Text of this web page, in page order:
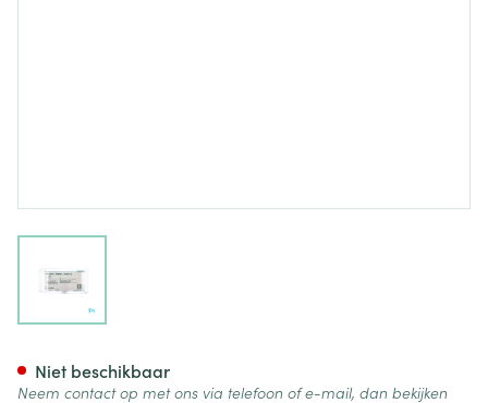
Niet beschikbaar
Neem contact op met ons via telefoon of e-mail, dan bekijken